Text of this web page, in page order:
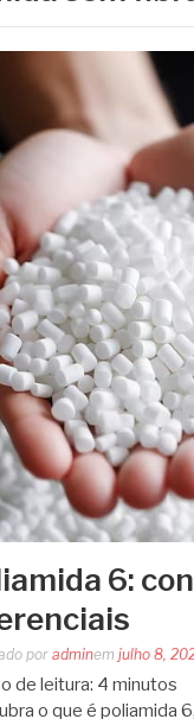
6:
por adminem julho 8,
de leitura: 4 minutos
o que é poliamida